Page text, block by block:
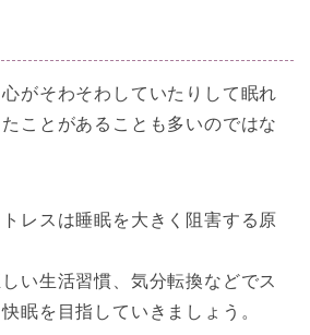
がそわそわしていたりして眠れ
ことがあることも多いのではな
レスは睡眠を大きく阻害する原
い生活習慣、気分転換などでス
眠を目指していきましょう。